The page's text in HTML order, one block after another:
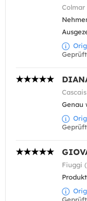
Colmar
Genau
Fiuggi